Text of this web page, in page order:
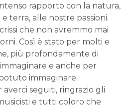
rapporto con la natura,
terra, alle nostre passioni.
che non avremmo mai
Così è stato per molti e
più profondamente di
e anche per
immaginare.
seguiti, ringrazio gli
e tutti coloro che